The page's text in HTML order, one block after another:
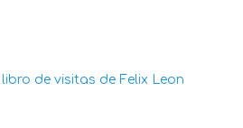
libro de visitas de Felix Leon